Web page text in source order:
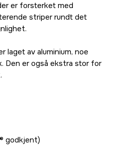
er forsterket med
striper rundt det
laget av aluminium, noe
Den er også ekstra stor for
godkjent)